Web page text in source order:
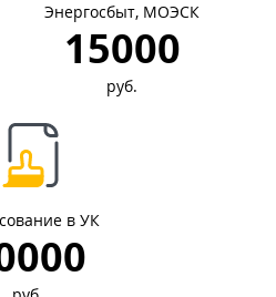
Энергосбыт, МОЭСК
15000
руб.
в УК